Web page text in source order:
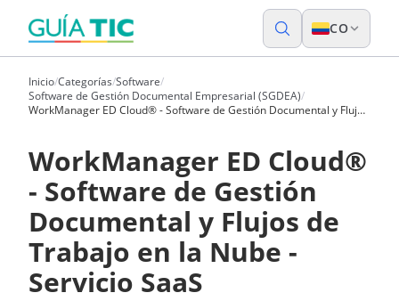
CO
Inicio/Categorías/Software/
Software de Gestión Documental Empresarial (SGDEA)/
WorkManager ED Cloud® - Software de Gestión Documental y Flujos
WorkManager ED Cloud®
- Software de Gestión
Documental y Flujos de
Trabajo en la Nube -
Servicio SaaS